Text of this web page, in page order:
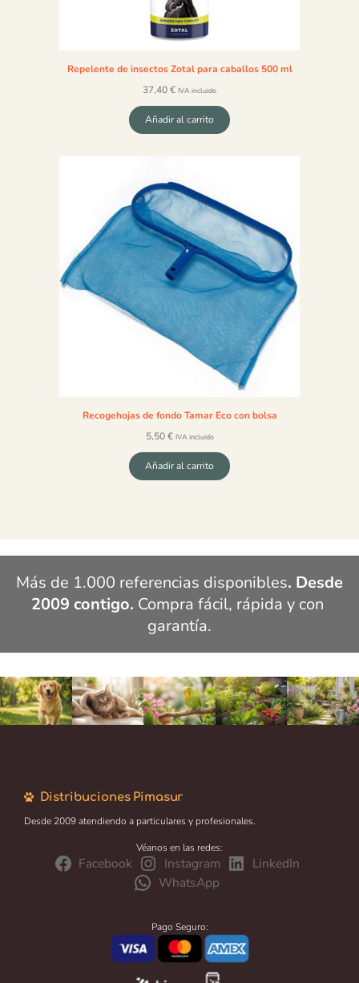
Repelente de insectos Zotal para caballos 500 ml
37,40€ IVA incluido
Añadir al carrito
Recogehojas de fondo Tamar Eco con bolsa
5,50€ IVA incluido
Añadir al carrito
Más de 1.000 referencias disponibles. Desde
2009 contigo. Compra fácil, rápida y con
garantía.
Distribuciones Pimasur
Desde 2009 atendiendo a particulares y profesionales.
Véanos en las redes:
Facebook Instagram
LinkedIn
WhatsApp
Pago Seguro: